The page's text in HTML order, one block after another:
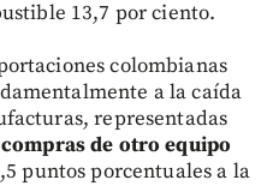
13,7 por ciento.
colombianas
a la caída
representadas
de otro equipo
puntos porcentuales a la